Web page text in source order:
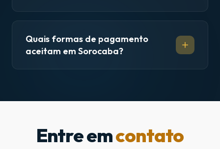
Quais formas de pagamento
aceitam em Sorocaba?
Entre emcontato